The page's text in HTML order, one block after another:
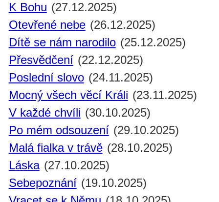
K Bohu (27.12.2025)
Otevřené nebe (26.12.2025)
Dítě se nám narodilo (25.12.2025)
Přesvědčení (22.12.2025)
Poslední slovo (24.11.2025)
Mocný všech věcí Králi (23.11.2025)
V každé chvíli (30.10.2025)
Po mém odsouzení (29.10.2025)
Malá fialka v trávě (28.10.2025)
Láska (27.10.2025)
Sebepoznání (19.10.2025)